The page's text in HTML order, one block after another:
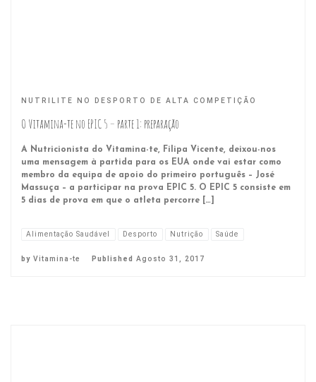
NUTRILITE NO DESPORTO DE ALTA COMPETIÇÃO
O Vitamina-te no EPIC 5 – parte 1: preparação
A Nutricionista do Vitamina-te, Filipa Vicente, deixou-nos
uma mensagem à partida para os EUA onde vai estar como
membro da equipa de apoio do primeiro português – José
Massuça – a participar na prova EPIC 5. O EPIC 5 consiste em
5 dias de prova em que o atleta percorre […]
Alimentação Saudável Desporto Nutrição Saúde
by Vitamina-te Published Agosto 31, 2017